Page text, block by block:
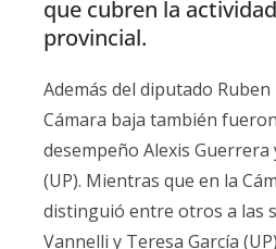
que cubren la
provincial.
Además del diputado Ruben
Cámara baja también
desempeño Alexis Guerrera
(UP). Mientras que en la
distinguió entre otros a las
Vannelli y Teresa García